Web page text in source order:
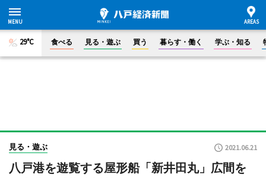
29°C 食べる 見る・遊ぶ 買う 暮らす・働く 学ぶ・知る
見る・遊ぶ 2021.06.21
八戸港を遊覧する屋形船「新井田丸」広間を